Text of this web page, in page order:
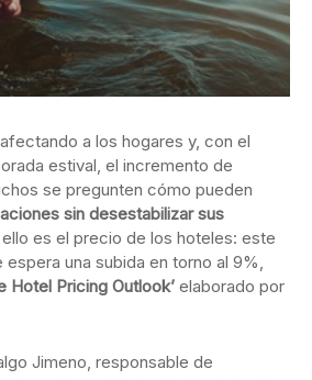
a los hogares y, con el
estival, el incremento de
se pregunten cómo pueden
sin desestabilizar sus
es el precio de los hoteles: este
espera una subida en torno al 9%,
Hotel Pricing Outlook’ elaborado por
Jimeno, responsable de